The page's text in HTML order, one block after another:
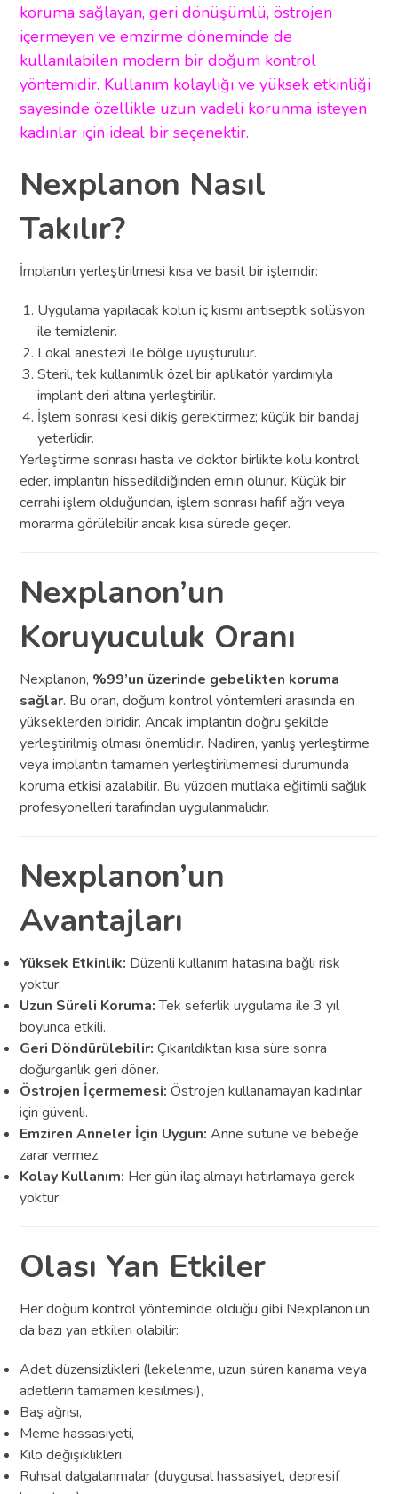
koruma sağlayan, geri dönüşümlü, östrojen
içermeyen ve emzirme döneminde de
kullanılabilen modern bir doğum kontrol
yöntemidir. Kullanım kolaylığı ve yüksek etkinliği
sayesinde özellikle uzun vadeli korunma isteyen
kadınlar için ideal bir seçenektir.
Nexplanon Nasıl
Takılır?
İmplantın yerleştirilmesi kısa ve basit bir işlemdir:
Uygulama yapılacak kolun iç kısmı antiseptik solüsyon
ile temizlenir.
Lokal anestezi ile bölge uyuşturulur.
Steril, tek kullanımlık özel bir aplikatör yardımıyla
implant deri altına yerleştirilir.
İşlem sonrası kesi dikiş gerektirmez; küçük bir bandaj
yeterlidir.
Yerleştirme sonrası hasta ve doktor birlikte kolu kontrol
eder, implantın hissedildiğinden emin olunur. Küçük bir
cerrahi işlem olduğundan, işlem sonrası hafif ağrı veya
morarma görülebilir ancak kısa sürede geçer.
Nexplanon’un
Koruyuculuk Oranı
Nexplanon, %99’un üzerinde gebelikten koruma
sağlar. Bu oran, doğum kontrol yöntemleri arasında en
yükseklerden biridir. Ancak implantın doğru şekilde
yerleştirilmiş olması önemlidir. Nadiren, yanlış yerleştirme
veya implantın tamamen yerleştirilmemesi durumunda
koruma etkisi azalabilir. Bu yüzden mutlaka eğitimli sağlık
profesyonelleri tarafından uygulanmalıdır.
Nexplanon’un
Avantajları
Yüksek Etkinlik: Düzenli kullanım hatasına bağlı risk
yoktur.
Uzun Süreli Koruma:Tek seferlik uygulama ile 3 yıl
boyunca etkili.
Geri Döndürülebilir: Çıkarıldıktan kısa süre sonra
doğurganlık geri döner.
Östrojen İçermemesi: Östrojen kullanamayan kadınlar
için güvenli.
Emziren Anneler İçin Uygun: Anne sütüne ve bebeğe
zarar vermez.
Kolay Kullanım: Her gün ilaç almayı hatırlamaya gerek
yoktur.
Olası Yan Etkiler
Her doğum kontrol yönteminde olduğu gibi Nexplanon’un
da bazı yan etkileri olabilir:
Adet düzensizlikleri (lekelenme, uzun süren kanama veya
adetlerin tamamen kesilmesi),
Baş ağrısı,
Meme hassasiyeti,
Kilo değişiklikleri,
Ruhsal dalgalanmalar (duygusal hassasiyet, depresif